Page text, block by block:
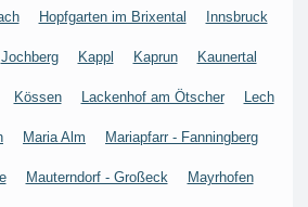
Hopfgarten im Brixental Innsbruck
Jochberg Kappl Kaprun Kaunertal
Kössen Lackenhof am Ötscher Lech
Maria Alm Mariapfarr - Fanningberg
Mauterndorf - Großeck Mayrhofen